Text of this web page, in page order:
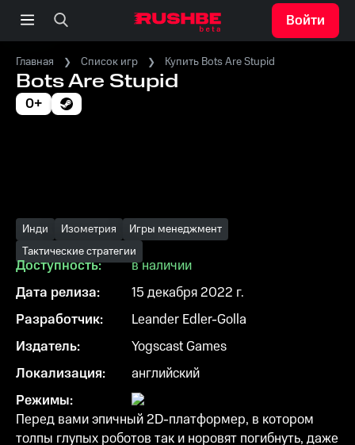
Войти
Главная Список игр Купить Bots Are Stupid
Bots Are Stupid
0+
Инди Изометрия
Игры менеджмент
Тактические стратегии
Доступность:
в наличии
Дата релиза:
15 декабря 2022 г.
Разработчик:
Leander Edler-Golla
Издатель:
Yogscast Games
Локализация:
английский
Режимы:
Перед вами эпичный 2D-платформер, в котором
толпы глупых роботов так и норовят погибнуть, даже